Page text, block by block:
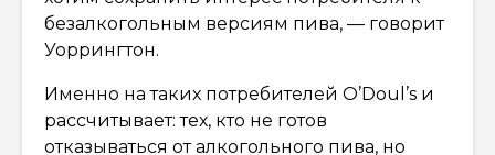
безалкогольным версиям пива, — говорит
Уоррингтон.
Именно на таких потребителей O’Doul’s и
рассчитывает: тех, кто не готов
отказываться от алкогольного пива, но